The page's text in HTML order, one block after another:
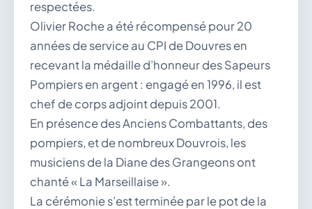
respectées.
Olivier Roche a été récompensé pour 20
années de service au CPI de Douvres en
recevant la médaille d’honneur des Sapeurs
Pompiers en argent : engagé en 1996, il est
chef de corps adjoint depuis 2001.
En présence des Anciens Combattants, des
pompiers, et de nombreux Douvrois, les
musiciens de la Diane des Grangeons ont
chanté « La Marseillaise ».
La cérémonie s’est terminée par le pot de la